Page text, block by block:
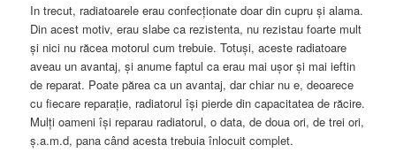
In trecut, radiatoarele erau confecționate doar din cupru și alama.
Din acest motiv, erau slabe ca rezistenta, nu rezistau foarte mult
și nici nu răcea motorul cum trebuie. Totuși, aceste radiatoare
aveau un avantaj, și anume faptul ca erau mai ușor și mai ieftin
de reparat. Poate părea ca un avantaj, dar chiar nu e, deoarece
cu fiecare reparație, radiatorul își pierde din capacitatea de răcire.
Mulți oameni își reparau radiatorul, o data, de doua ori, de trei ori,
ș.a.m.d, pana când acesta trebuia înlocuit complet.